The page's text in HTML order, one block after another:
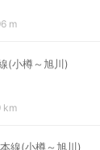
m
(小樽～旭川)
km
線(小樽～旭川)